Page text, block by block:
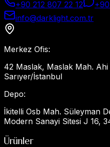
+90 212 807 22 12
info@darklight.com.tr
Merkez Ofis:
42 Maslak, Maslak Mah.
Sarıyer/İstanbul
Depo:
İkitelli Osb Mah. Süleyman
Modern Sanayi Sitesi J 16,
Ürünler